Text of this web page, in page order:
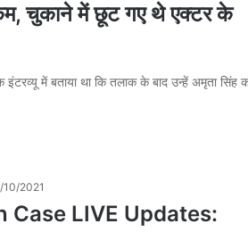
चुकाने में छूट गए थे एक्टर के
में बताया था कि तलाक के बाद उन्हें अमृता सिंह
10/2021
Case LIVE Updates: